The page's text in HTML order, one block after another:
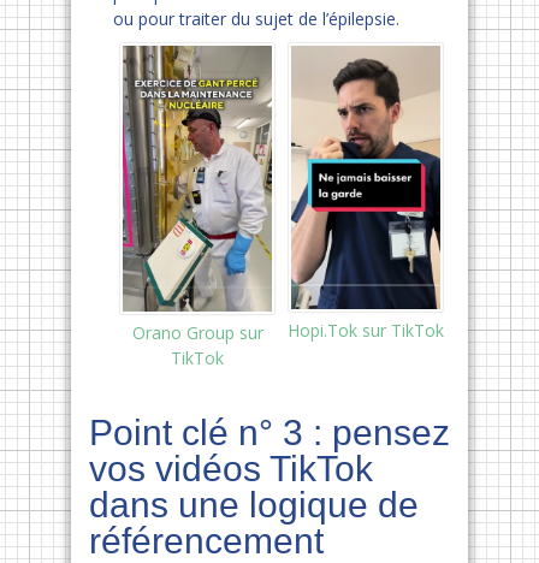
ou pour traiter du sujet de l’épilepsie.
Orano Group sur
TikTok
Hopi.Tok sur TikTok
Point clé n° 3 : pensez
vos vidéos TikTok
dans une logique de
référencement